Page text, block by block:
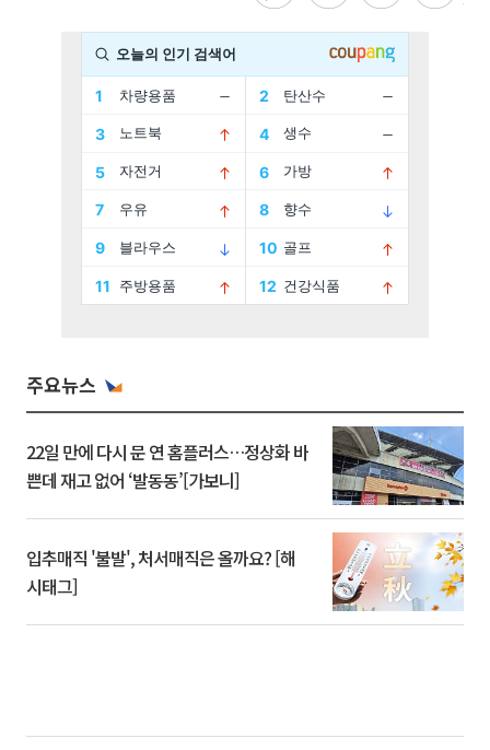
주요뉴스
22일 만에 다시 문 연 홈플러스…정상화 바
쁜데 재고 없어 ‘발동동’[가보니]
입추매직 '불발', 처서매직은 올까요? [해
시태그]